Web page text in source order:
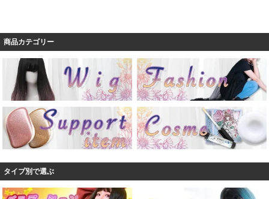
商品カテゴリー
タイプ別で選ぶ